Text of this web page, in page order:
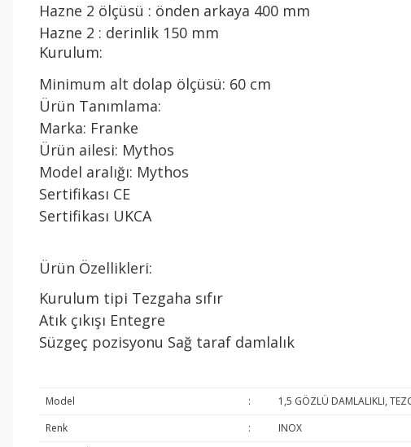
Hazne 2 ölçüsü : önden arkaya 400 mm
Hazne 2 : derinlik 150 mm
Kurulum:
Minimum alt dolap ölçüsü: 60 cm
Ürün Tanımlama:
Marka: Franke
Ürün ailesi: Mythos
Model aralığı: Mythos
Sertifikası CE
Sertifikası UKCA
Ürün Özellikleri:
Kurulum tipi Tezgaha sıfır
Atık çıkışı Entegre
Süzgeç pozisyonu Sağ taraf damlalık
Model :
1,5 GÖZLÜ DAMLALIKLI,
Renk
:
INOX